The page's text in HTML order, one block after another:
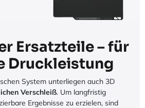
Ersatzteile – für
Druckleistung
System unterliegen auch 3D
Verschleiß. Um langfristig
Ergebnisse zu erzielen, sind